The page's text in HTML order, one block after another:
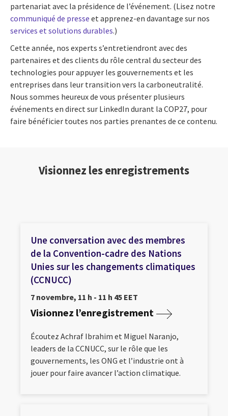
partenariat avec la présidence de l’événement. (Lisez notre
communiqué de presse et apprenez-en davantage sur nos
services et solutions durables.)
Cette année, nos experts s’entretiendront avec des
partenaires et des clients du rôle central du secteur des
technologies pour appuyer les gouvernements et les
entreprises dans leur transition vers la carboneutralité.
Nous sommes heureux de vous présenter plusieurs
événements en direct sur LinkedIn durant la COP27, pour
faire bénéficier toutes nos parties prenantes de ce contenu.
Visionnez les enregistrements
Une conversation avec des membres
de la Convention-cadre des Nations
Unies sur les changements climatiques
(CCNUCC)
7 novembre, 11 h - 11 h 45 EET
Visionnez l’enregistrement
Écoutez Achraf Ibrahim et Miguel Naranjo,
leaders de la CCNUCC, sur le rôle que les
gouvernements, les ONG et l’industrie ont à
jouer pour faire avancer l’action climatique.